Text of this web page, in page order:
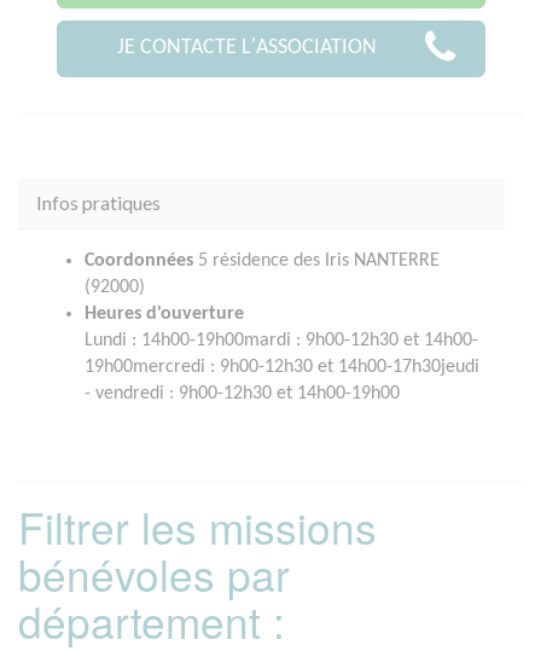
JE CONTACTE L'ASSOCIATION
Infos pratiques
Coordonnées 5 résidence des Iris NANTERRE
(92000)
Heures d'ouverture
Lundi : 14h00-19h00mardi : 9h00-12h30 et 14h00-
19h00mercredi : 9h00-12h30 et 14h00-17h30jeudi
- vendredi : 9h00-12h30 et 14h00-19h00
Filtrer les missions
bénévoles par
département :